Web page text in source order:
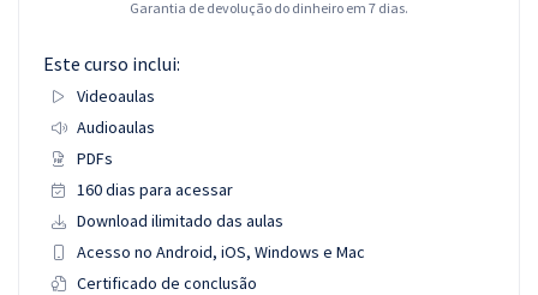
Garantia de devolução do dinheiro em 7 dias.
Este curso inclui:
Videoaulas
Audioaulas
PDFs
160 dias para acessar
Download ilimitado das aulas
Acesso no Android, iOS, Windows e Mac
Certificado de conclusão